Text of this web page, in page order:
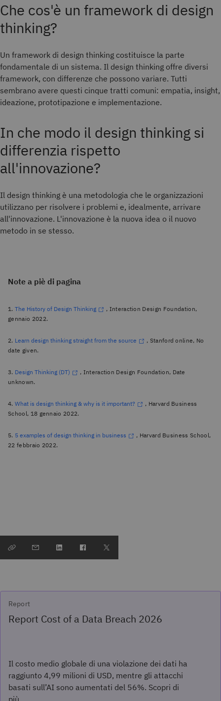
Che cos'è un framework di design
thinking?
Un framework di design thinking costituisce la parte
fondamentale di un sistema. Il design thinking offre diversi
framework, con differenze che possono variare. Tutti
sembrano avere questi cinque tratti comuni: empatia, insight,
ideazione, prototipazione e implementazione.
In che modo il design thinking si
differenzia rispetto
all'innovazione?
Il design thinking è una metodologia che le organizzazioni
utilizzano per risolvere i problemi e, idealmente, arrivare
all'innovazione. L'innovazione è la nuova idea o il nuovo
metodo in se stesso.
Note a piè di pagina
1. The History of Design Thinking
, Interaction Design Foundation,
gennaio 2022.
2. Learn design thinking straight from the source
, Stanford online, No
date given.
3. Design Thinking (DT)
, Interaction Design Foundation, Date
unknown.
4. What is design thinking & why is it important?
, Harvard Business
School, 18 gennaio 2022.
5. 5 examples of design thinking in business
, Harvard Business School,
22 febbraio 2022.
Report
Report Cost of a Data Breach 2026
Il costo medio globale di una violazione dei dati ha
raggiunto 4,99 milioni di USD, mentre gli attacchi
basati sull’AI sono aumentati del 56%. Scopri di
più.